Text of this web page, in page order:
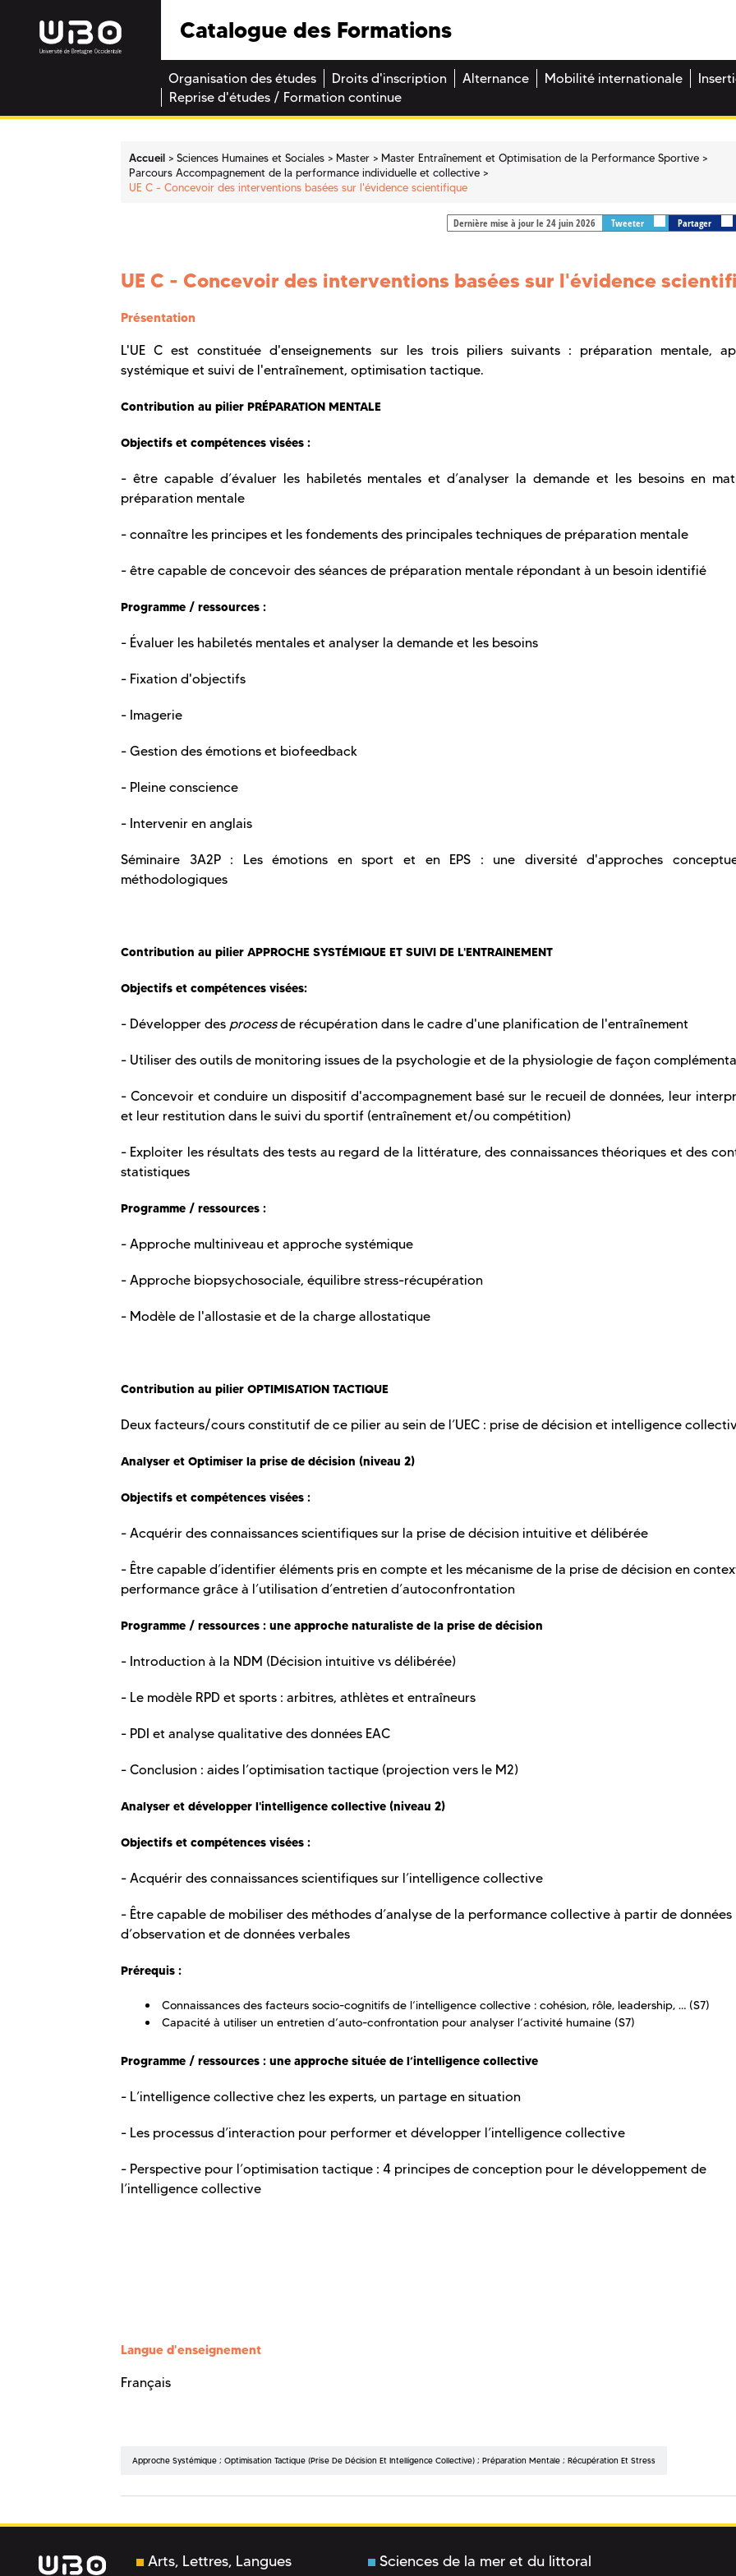
Catalogue des Formations
Organisation des études Droits d'inscription Alternance Mobilité internationale
Reprise d'études / Formation continue
Accueil Sciences Humaines et Sociales Master
Master Entraînement et Optimisation de la Performance Sportive
Parcours Accompagnement de la performance individuelle et collective
UE C - Concevoir des interventions basées sur l'évidence scientifique
Dernière mise à jour le 24 juin 2026 Tweeter Partager
UE C - Concevoir des interventions basées sur l'évidence
Présentation
L'UE C est constituée d'enseignements sur les trois piliers suivants : préparation mentale,
systémique et suivi de l'entraînement, optimisation tactique.
Contribution au pilier PRÉPARATION MENTALE
Objectifs et compétences visées :
- être capable d’évaluer les habiletés mentales et d’analyser la demande et les besoins en
préparation mentale
- connaître les principes et les fondements des principales techniques de préparation mentale
- être capable de concevoir des séances de préparation mentale répondant à un besoin identifié
Programme / ressources :
- Évaluer les habiletés mentales et analyser la demande et les besoins
- Fixation d'objectifs
- Imagerie
- Gestion des émotions et biofeedback
- Pleine conscience
- Intervenir en anglais
Séminaire 3A2P : Les émotions en sport et en EPS : une diversité d'approches
méthodologiques
Contribution au pilier APPROCHE SYSTÉMIQUE ET SUIVI DE L'ENTRAINEMENT
Objectifs et compétences visées:
- Développer des processde récupération dans le cadre d'une planification de l'entraînement
- Utiliser des outils de monitoring issues de la psychologie et de la physiologie de façon
- Concevoir et conduire un dispositif d'accompagnement basé sur le recueil de données, leur
et leur restitution dans le suivi du sportif (entraînement et/ou compétition)
- Exploiter les résultats des tests au regard de la littérature, des connaissances théoriques et des
statistiques
Programme / ressources :
- Approche multiniveau et approche systémique
- Approche biopsychosociale, équilibre stress-récupération
- Modèle de l'allostasie et de la charge allostatique
Contribution au pilier OPTIMISATION TACTIQUE
Deux facteurs/cours constitutif de ce pilier au sein de l’UEC : prise de décision et intelligence
Analyser et Optimiser la prise de décision (niveau 2)
Objectifs et compétences visées :
- Acquérir des connaissances scientifiques sur la prise de décision intuitive et délibérée
- Être capable d’identifier éléments pris en compte et les mécanisme de la prise de décision en
performance grâce à l’utilisation d’entretien d’autoconfrontation
Programme / ressources : une approche naturaliste de la prise de décision
- Introduction à la NDM (Décision intuitive vs délibérée)
- Le modèle RPD et sports : arbitres, athlètes et entraîneurs
- PDI et analyse qualitative des données EAC
- Conclusion : aides l’optimisation tactique (projection vers le M2)
Analyser et développer l'intelligence collective (niveau 2)
Objectifs et compétences visées :
- Acquérir des connaissances scientifiques sur l’intelligence collective
- Être capable de mobiliser des méthodes d’analyse de la performance collective à partir de données
d’observation et de données verbales
Prérequis :
Connaissances des facteurs socio-cognitifs de l’intelligence collective : cohésion, rôle, leadership, … (S7)
Capacité à utiliser un entretien d’auto-confrontation pour analyser l’activité humaine (S7)
Programme / ressources : une approche située de l’intelligence collective
- L’intelligence collective chez les experts, un partage en situation
- Les processus d’interaction pour performer et développer l’intelligence collective
- Perspective pour l’optimisation tactique : 4 principes de conception pour le développement de
l’intelligence collective
Langue d'enseignement
Français
Approche Systémique ; Optimisation Tactique (Prise De Décision Et Intelligence Collective) ; Préparation Mentale ; Récupération Et Stress
Arts, Lettres, Langues
Sciences de la mer et du littoral